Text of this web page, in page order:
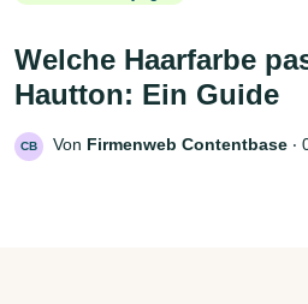
Welche Haarfarbe
Hautton: Ein Guide
CB Von Firmenweb Contentbase ‧